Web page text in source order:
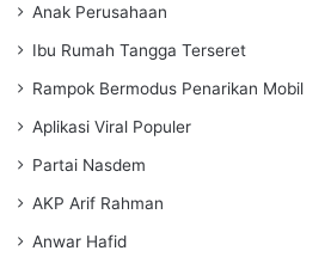
Anak Perusahaan
Ibu Rumah Tangga Terseret
Rampok Bermodus Penarikan Mobil
Aplikasi Viral Populer
Partai Nasdem
AKP Arif Rahman
Anwar Hafid